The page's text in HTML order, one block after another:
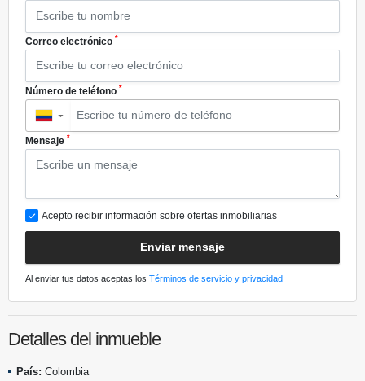
Correo electrónico *
Número de teléfono *
▼
Mensaje *
Acepto recibir información sobre ofertas inmobiliarias
Enviar mensaje
Al enviar tus datos aceptas los Términos de servicio y privacidad
Detalles del inmueble
País: Colombia